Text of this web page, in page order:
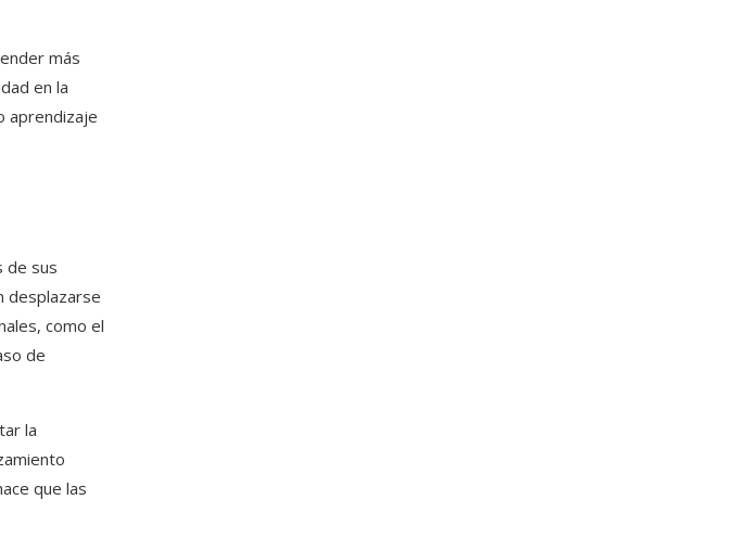
más
en la
aprendizaje
de sus
desplazarse
como el
de
la
que las